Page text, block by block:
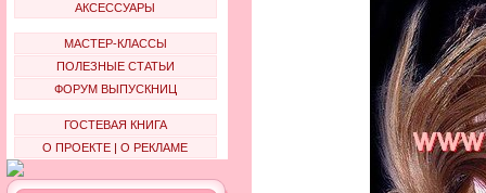
АКСЕССУАРЫ
МАСТЕР-КЛАССЫ
ПОЛЕЗНЫЕ СТАТЬИ
ФОРУМ ВЫПУСКНИЦ
ГОСТЕВАЯ КНИГА
О ПРОЕКТЕ | О РЕКЛАМЕ